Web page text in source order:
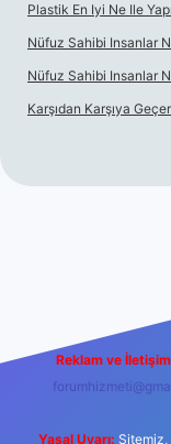
Plastik En Iyi Ne Ile
Nüfuz Sahibi Insanlar
Nüfuz Sahibi Insanlar
Karşıdan Karşıya
Reklam ve
Yasal Uyarı: Sitemiz,